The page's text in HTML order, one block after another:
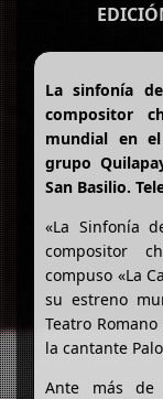
La sinfonía
compositor
mundial en
grupo
San Basilio.
«La Sinfonía
compositor
compuso «La
su estreno
Teatro
la cantante
Ante más de